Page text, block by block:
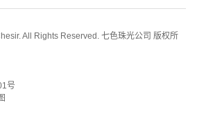
All Rights Reserved. 七色珠光公司 版权所
号